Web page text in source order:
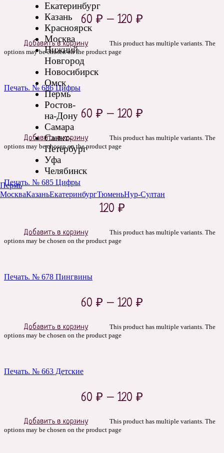
Екатеринбург
Казань
Красноярск
Москва
Нижний
Новгород
Новосибирск
Омск
Пермь
Ростов-
на-Дону
Самара
Санкт-
Петербург
Уфа
Челябинск
Пермь
МоскваКазаньЕкатеринбургТюменьНур-Султан
60 ₽ – 120 ₽
Добавить в корзину
This product has multiple variants. The
options may be chosen on the product page
Печать. № 686 Цифры
60 ₽ – 120 ₽
Добавить в корзину
This product has multiple variants. The
options may be chosen on the product page
Печать. № 685 Цифры
120 ₽
Добавить в корзину
This product has multiple variants. The
options may be chosen on the product page
Печать. № 678 Пингвины
60 ₽ – 120 ₽
Добавить в корзину
This product has multiple variants. The
options may be chosen on the product page
Печать. № 663 Детские
60 ₽ – 120 ₽
Добавить в корзину
This product has multiple variants. The
options may be chosen on the product page